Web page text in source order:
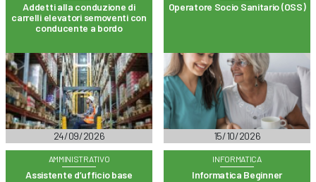
Addetti alla conduzione di
carrelli elevatori semoventi con
conducente a bordo
24/09/2026
Operatore Socio Sanitario (OSS)
15/10/2026
AMMINISTRATIVO
Assistente d’ufficio base
INFORMATICA
Informatica Beginner